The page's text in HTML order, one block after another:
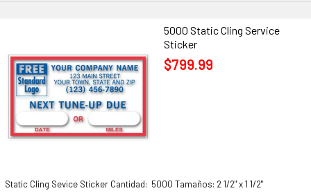
5000 Static Cling Service
Sticker
$799.99
Static Cling Sevice Sticker Cantidad: 5000 Tamaños: 2 1/2" x 1 1/2"